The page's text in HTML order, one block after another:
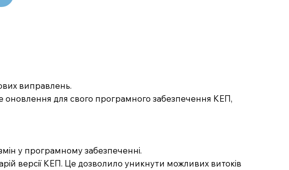
виправлень.
оновлення для свого програмного забезпечення КЕП,
у програмному забезпеченні.
версії КЕП. Це дозволило уникнути можливих витоків